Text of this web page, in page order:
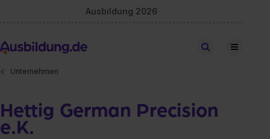
Ausbildung 2026
Stellen finden
Unternehmen
Hettig German Precision
e.K.